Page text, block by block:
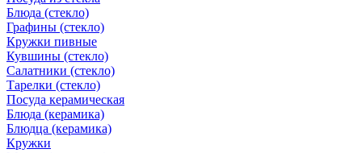
Блюда (стекло)
Графины (стекло)
Кружки пивные
Кувшины (стекло)
Салатники (стекло)
Тарелки (стекло)
Посуда керамическая
Блюда (керамика)
Блюдца (керамика)
Кружки